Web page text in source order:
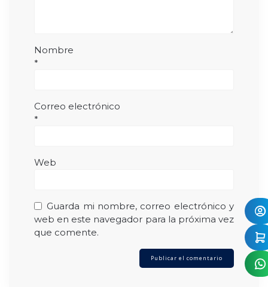
Nombre
*
Correo electrónico
*
Web
Guarda mi nombre, correo electrónico y
web en este navegador para la próxima vez
que comente.